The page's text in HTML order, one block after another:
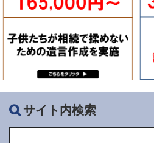
サイト内検索